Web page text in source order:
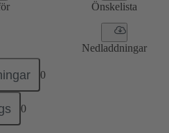
Önskelista
Nedladdningar
0
0